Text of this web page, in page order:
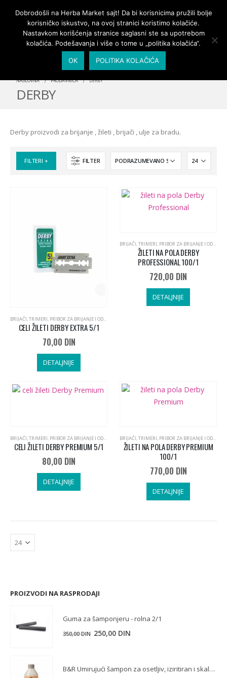
PRIJAVA/MOJ NALOG
NASLOVNA PRODAVNICA DERBY
DERBY
Derby proizvodi za brijanje , žileti , brijači , ulje za bradu.
FILTER
FILTERI +
BRIJAČI, TRIMERI, PRIBOR ZA BRIJANJE I ODRŽAVANJE BRADE I BRKOVA
CELI ŽILETI DERBY EXTRA 5/1
70,00 DIN
DETALJNIJE
BRIJAČI, TRIMERI, PRIBOR ZA BRIJANJE I ODRŽAVANJE BRADE I BRKOVA
ŽILETI NA POLA DERBY
PROFESSIONAL 100/1
720,00 DIN
DETALJNIJE
BRIJAČI, TRIMERI, PRIBOR ZA BRIJANJE I ODRŽAVANJE BRADE I BRKOVA ,KOZMETIKA I PRIBOR ZA
CELI ŽILETI DERBY PREMIUM 5/1
80,00 DIN
DETALJNIJE
BRIJAČI, TRIMERI, PRIBOR ZA BRIJANJE I ODRŽAVANJE BRADE I BRKOVA
ŽILETI NA POLA DERBY PREMIUM
100/1
770,00 DIN
DETALJNIJE
PROIZVODI NA RASPRODAJI
Guma za šamponjeru - rolna 2/1
350,00DIN Originalna
bila:
250,00 DIN
250,00 DIN.
B&R Umirujući šampon za osetljiv, iziritiran i skalp sa svrabom 300 ml
Dobrodošli na Herba Market sajt! Da bi korisnicima pružili bolje
korisničko iskustvo, na ovoj stranici koristimo kolačiće.
Nastavkom korišćenja stranice saglasni ste sa upotrebom
kolačića. Podešavanja i više o tome u „politika kolačića“.
OK POLITIKA KOLAČIĆA